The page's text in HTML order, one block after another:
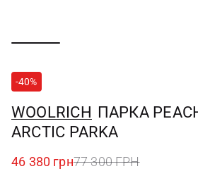
-40%
WOOLRICH ПАРКА
ARCTIC PARKA
46 380 грн77 300 ГРН